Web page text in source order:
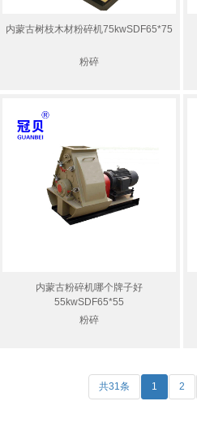
内蒙古树枝木材粉碎机75kwSDF65*75
粉碎
内蒙古粉碎机哪个牌子好
55kwSDF65*55
粉碎
共31条 1 2